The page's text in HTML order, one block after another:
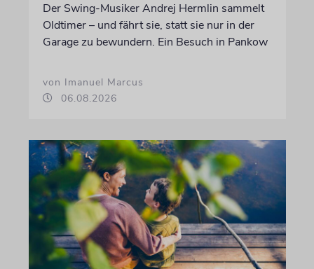
Der Swing-Musiker Andrej Hermlin sammelt
Oldtimer – und fährt sie, statt sie nur in der
Garage zu bewundern. Ein Besuch in Pankow
von Imanuel Marcus
06.08.2026